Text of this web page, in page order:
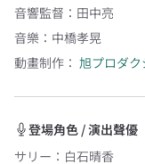
音響監督 ： 田中亮
音樂 ： 中橋孝晃
動畫制作： 旭プロダク
登場角色 / 演出聲優
サリー ： 白石晴香